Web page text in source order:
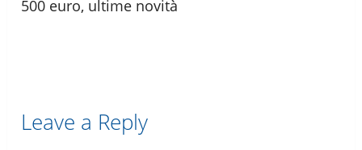
500 euro, ultime novità
Leave a Reply